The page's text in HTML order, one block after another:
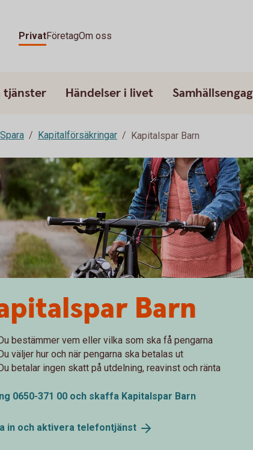
PrivatFöretagOm oss
tjänster Händelser i livet
Spara Kapitalförsäkringar Kapitalspar Barn
Barn
bestämmer vem eller vilka som ska få pengarna
väljer hur och när pengarna ska betalas ut
betalar ingen skatt på utdelning, reavinst och ränta
0650-371 00 och skaffa Kapitalspar Barn
in och aktivera telefontjänst